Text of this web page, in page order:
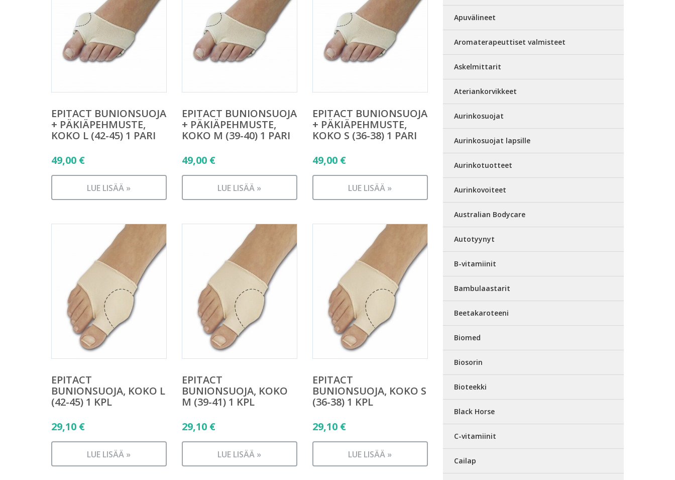
EPITACT BUNIONSUOJA
+ PÄKIÄPEHMUSTE,
KOKO L (42-45) 1 PARI
49,00 €
LUE LISÄÄ »
EPITACT BUNIONSUOJA
+ PÄKIÄPEHMUSTE,
KOKO M (39-40) 1 PARI
49,00 €
LUE LISÄÄ »
EPITACT BUNIONSUOJA
+ PÄKIÄPEHMUSTE,
KOKO S (36-38) 1 PARI
49,00 €
LUE LISÄÄ »
EPITACT
BUNIONSUOJA, KOKO L
(42-45) 1 KPL
29,10 €
LUE LISÄÄ »
EPITACT
BUNIONSUOJA, KOKO
M (39-41) 1 KPL
29,10 €
LUE LISÄÄ »
EPITACT
BUNIONSUOJA, KOKO S
(36-38) 1 KPL
29,10 €
LUE LISÄÄ »
Apuvälineet
Aromaterapeuttiset valmisteet
Askelmittarit
Ateriankorvikkeet
Aurinkosuojat
Aurinkosuojat lapsille
Aurinkotuotteet
Aurinkovoiteet
Australian Bodycare
Autotyynyt
B-vitamiinit
Bambulaastarit
Beetakaroteeni
Biomed
Biosorin
Bioteekki
Black Horse
C-vitamiinit
Cailap